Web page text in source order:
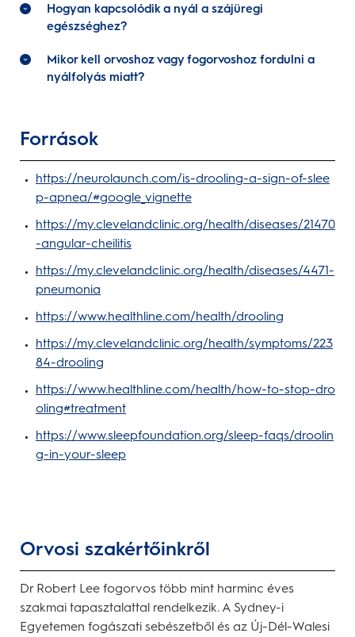
Hogyan kapcsolódik a nyál a szájüregi
egészséghez?
Mikor kell orvoshoz vagy fogorvoshoz fordulni a
nyálfolyás miatt?
Források
https://neurolaunch.com/is-drooling-a-sign-of-slee
p-apnea/#google_vignette
https://my.clevelandclinic.org/health/diseases/21470
-angular-cheilitis
https://my.clevelandclinic.org/health/diseases/4471-
pneumonia
https://www.healthline.com/health/drooling
https://my.clevelandclinic.org/health/symptoms/223
84-drooling
https://www.healthline.com/health/how-to-stop-dro
oling#treatment
https://www.sleepfoundation.org/sleep-faqs/droolin
g-in-your-sleep
Orvosi szakértőinkről
Dr Robert Lee fogorvos több mint harminc éves
szakmai tapasztalattal rendelkezik. A Sydney-i
Egyetemen fogászati sebészetből és az Új-Dél-Walesi